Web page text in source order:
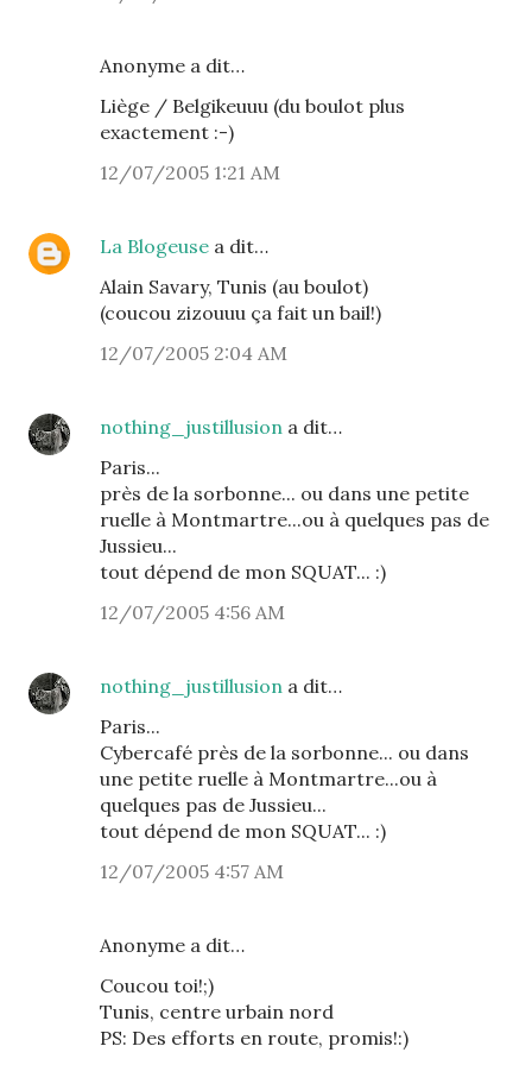
Anonyme a dit…
Liège / Belgikeuuu (du boulot plus
exactement :-)
12/07/2005 1:21 AM
La Blogeuse a dit…
Alain Savary, Tunis (au boulot)
(coucou zizouuu ça fait un bail!)
12/07/2005 2:04 AM
nothing_justillusion a dit…
Paris...
près de la sorbonne... ou dans une petite
ruelle à Montmartre...ou à quelques pas de
Jussieu...
tout dépend de mon SQUAT... :)
12/07/2005 4:56 AM
nothing_justillusion a dit…
Paris...
Cybercafé près de la sorbonne... ou dans
une petite ruelle à Montmartre...ou à
quelques pas de Jussieu...
tout dépend de mon SQUAT... :)
12/07/2005 4:57 AM
Anonyme a dit…
Coucou toi!;)
Tunis, centre urbain nord
PS: Des efforts en route, promis!:)